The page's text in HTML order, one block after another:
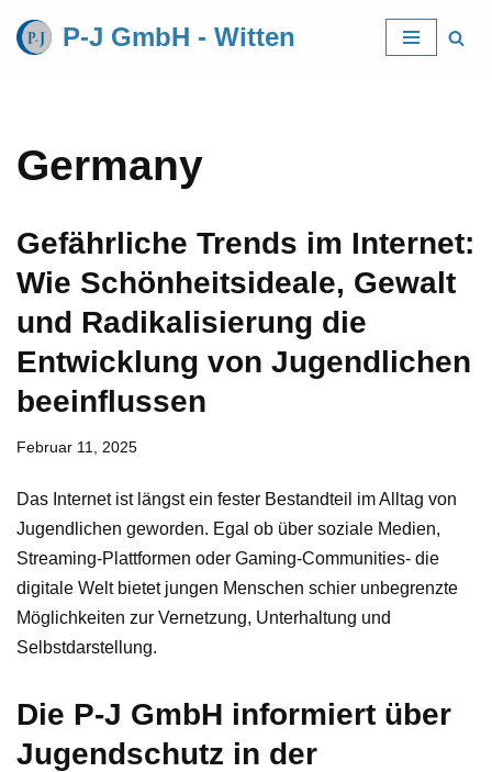
Zum
P-J GmbH - Witten
Germany
Gefährliche Trends im Internet:
Wie Schönheitsideale, Gewalt
und Radikalisierung die
Entwicklung von Jugendlichen
beeinflussen
Februar 11, 2025
Das Internet ist längst ein fester Bestandteil im Alltag von
Jugendlichen geworden. Egal ob über soziale Medien,
Streaming-Plattformen oder Gaming-Communities- die
digitale Welt bietet jungen Menschen schier unbegrenzte
Möglichkeiten zur Vernetzung, Unterhaltung und
Selbstdarstellung.
Die P-J GmbH informiert über
Jugendschutz in der